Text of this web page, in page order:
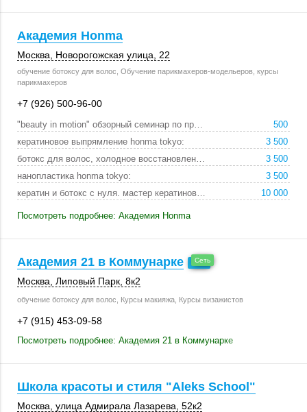
Академия Honma
Москва , Новорогожская улица, 22
обучение ботоксу для волос, Обучение парикмахеров-модельеров, курсы
парикмахеров
+7 (926) 500-96-00
"beauty in motion" обзорный семинар по продукции h:
500
кератиновое выпрямление honma tokyo:
3 500
ботокс для волос, холодное восстановление, детокс :
3 500
нанопластика honma tokyo:
3 500
кератин и ботокс с нуля. мастер кератинового выпря:
10 000
Посмотреть подробнее: Академия Honma
Академия 21 в Коммунарке
Москва Липовый Парк 8к2
обучение ботоксу для волос, Курсы макияжа, Курсы визажистов
+7 (915) 453-09-58
Посмотреть подробнее: Академия 21 в Коммунарке
Школа красоты и стиля "Aleks School"
Москва , улица Адмирала Лазарева, 52к2